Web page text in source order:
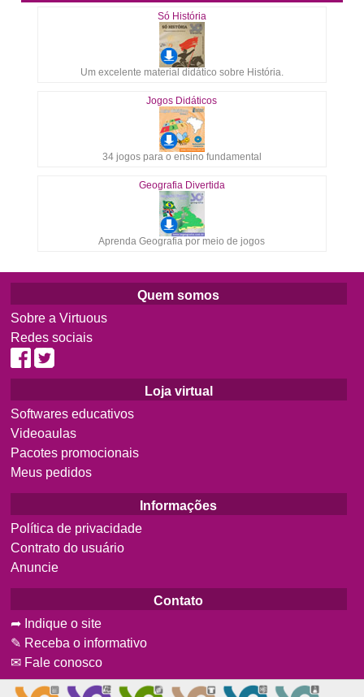
Só História
Um excelente material didático sobre História.
Jogos Didáticos
34 jogos para o ensino fundamental
Geografia Divertida
Aprenda Geografia por meio de jogos
Quem somos
Sobre a Virtuous
Redes sociais
Loja virtual
Softwares educativos
Videoaulas
Pacotes promocionais
Meus pedidos
Informações
Política de privacidade
Contrato do usuário
Anuncie
Contato
➦ Indique o site
✎ Receba o informativo
✉ Fale conosco